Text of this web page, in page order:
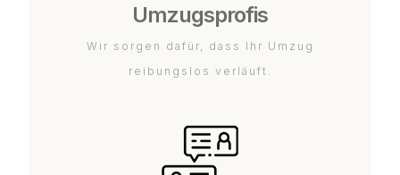
Umzugsprofis
Wir sorgen dafür, dass Ihr Umzug
reibungslos verläuft.